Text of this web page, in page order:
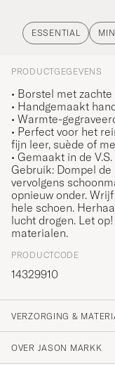
ESSENTIAL
PRODUCTGEGEVENS
• Borstel met
• Handgemaakt
• Warmte-
• Perfect voor het
fijn leer, suède of
• Gemaakt in de V.S.
Gebruik: Dompel
vervolgens
opnieuw onder.
hele schoen.
lucht drogen. Let
materialen.
PRODUCTCODE
14329910
VERZORGING &
OVER JASON MARKK